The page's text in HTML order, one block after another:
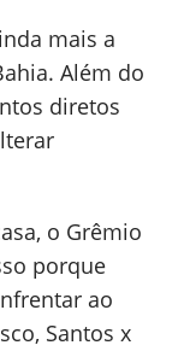
mais a
Além do
diretos
o Grêmio
porque
ao
Santos x